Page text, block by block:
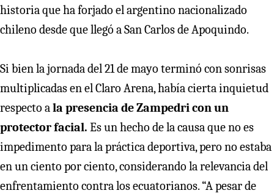
historia que ha forjado el argentino nacionalizado
chileno desde que llegó a San Carlos de Apoquindo.
Si bien la jornada del 21 de mayo terminó con sonrisas
multiplicadas en el Claro Arena, había cierta inquietud
respecto ala presencia de Zampedri con un
protector facial. Es un hecho de la causa que no es
impedimento para la práctica deportiva, pero no estaba
en un ciento por ciento, considerando la relevancia del
enfrentamiento contra los ecuatorianos. “A pesar de